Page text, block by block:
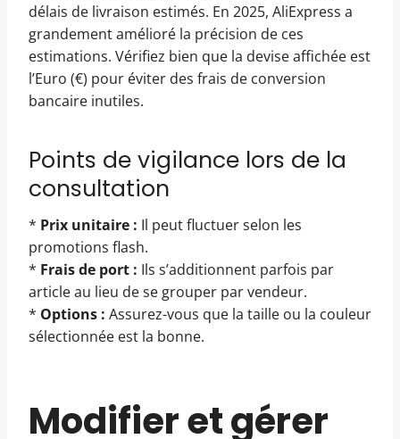
délais de livraison estimés. En 2025, AliExpress a
grandement amélioré la précision de ces
estimations. Vérifiez bien que la devise affichée est
l’Euro (€) pour éviter des frais de conversion
bancaire inutiles.
Points de vigilance lors de la
consultation
* Prix unitaire : Il peut fluctuer selon les
promotions flash.
* Frais de port : Ils s’additionnent parfois par
article au lieu de se grouper par vendeur.
* Options : Assurez-vous que la taille ou la couleur
sélectionnée est la bonne.
Modifier et gérer